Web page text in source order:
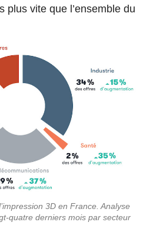
plus vite que l’ensemble du
3D en France. Analyse
quatre derniers mois par secteur